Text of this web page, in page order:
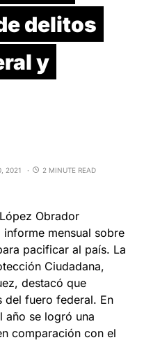
delitos
y
2021 2 MINUTE READ
Obrador
mensual sobre
pacificar al país. La
Ciudadana,
destacó que
del fuero federal. En
año se logró una
comparación con el